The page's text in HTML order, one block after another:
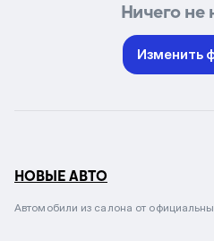
Ничего не
Изменить
НОВЫЕ АВТО
Автомобили из салона от